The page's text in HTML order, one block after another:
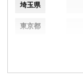
埼玉県
東京都